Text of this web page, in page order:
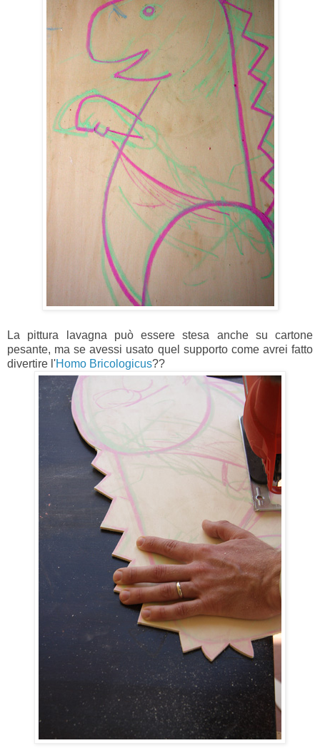
La pittura lavagna può essere stesa anche su cartone
pesante, ma se avessi usato quel supporto come avrei fatto
divertire l'Homo Bricologicus??